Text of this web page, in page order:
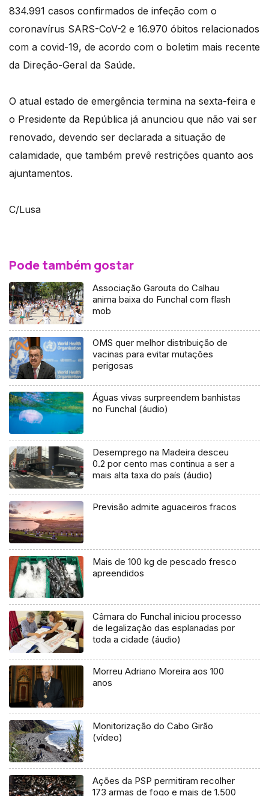
834.991 casos confirmados de infeção com o
coronavírus SARS-CoV-2 e 16.970 óbitos relacionados
com a covid-19, de acordo com o boletim mais recente
da Direção-Geral da Saúde.
O atual estado de emergência termina na sexta-feira e
o Presidente da República já anunciou que não vai ser
renovado, devendo ser declarada a situação de
calamidade, que também prevê restrições quanto aos
ajuntamentos.
C/Lusa
Pode também gostar
Associação Garouta do Calhau
anima baixa do Funchal com flash
mob
OMS quer melhor distribuição de
vacinas para evitar mutações
perigosas
Águas vivas surpreendem banhistas
no Funchal (áudio)
Desemprego na Madeira desceu
0.2 por cento mas continua a ser a
mais alta taxa do país (áudio)
Previsão admite aguaceiros fracos
Mais de 100 kg de pescado fresco
apreendidos
Câmara do Funchal iniciou processo
de legalização das esplanadas por
toda a cidade (áudio)
Morreu Adriano Moreira aos 100
anos
Monitorização do Cabo Girão
(vídeo)
Ações da PSP permitiram recolher
173 armas de fogo e mais de 1.500